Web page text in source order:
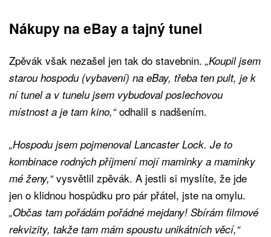
Nákupy na eBay a tajný tunel
Zpěvák však nezašel jen tak do stavebnin. „Koupil jsem
starou hospodu (vybavení) na eBay, třeba ten pult, je k
ní tunel a v tunelu jsem vybudoval poslechovou
místnost a je tam kino,“odhalil s nadšením.
„Hospodu jsem pojmenoval Lancaster Lock. Je to
kombinace rodných příjmení mojí maminky a maminky
mé ženy,“vysvětlil zpěvák. A jestli si myslíte, že jde
jen o klidnou hospůdku pro pár přátel, jste na omylu.
„Občas tam pořádám pořádné mejdany! Sbírám filmové
rekvizity, takže tam mám spoustu unikátních věcí,“